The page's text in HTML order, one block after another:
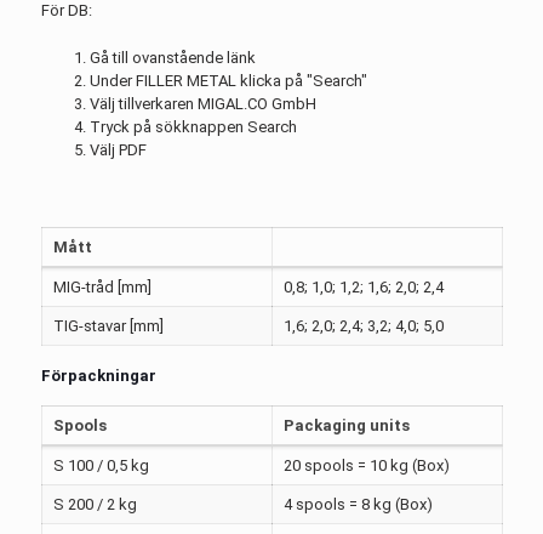
För DB:
Gå till ovanstående länk
Under FILLER METAL klicka på "Search"
Välj tillverkaren MIGAL.CO GmbH
Tryck på sökknappen Search
Välj PDF
Mått
MIG-tråd [mm] 0,8; 1,0; 1,2; 1,6; 2,0; 2,4
TIG-stavar [mm] 1,6; 2,0; 2,4; 3,2; 4,0; 5,0
Förpackningar
Spools Packaging units
S 100 / 0,5 kg 20 spools = 10 kg (Box)
S 200 / 2 kg 4 spools = 8 kg (Box)